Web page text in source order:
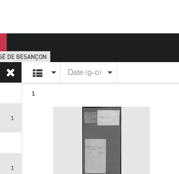
1
1
AffichageDate (9-0)
1